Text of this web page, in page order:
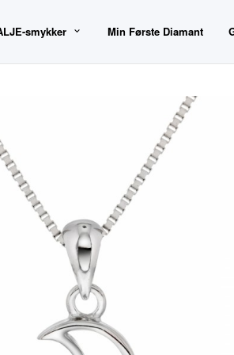
smykker Min Første Diamant